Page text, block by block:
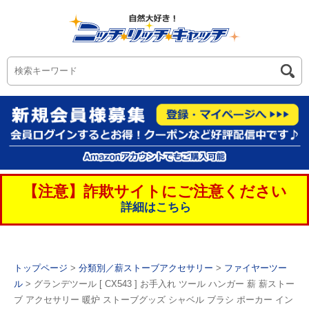
【注意】詐欺サイトにご注意ください
詳細はこちら
トップページ > 分類別／薪ストーブアクセサリー > ファイヤーツー
ル > グランデツール [ CX543 ] お手入れ ツール ハンガー 薪 薪ストー
ブ アクセサリー 暖炉 ストーブグッズ シャベル ブラシ ポーカー イン